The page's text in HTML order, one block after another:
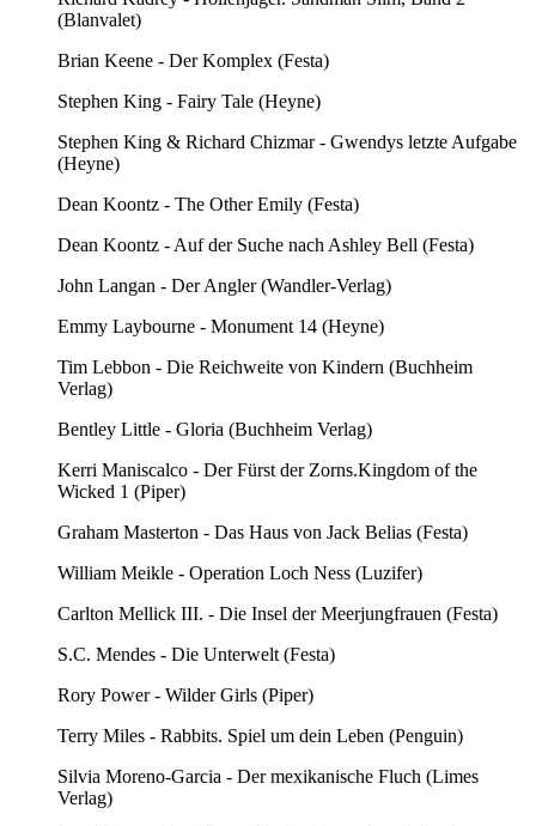
(Blanvalet)
Brian Keene - Der Komplex (Festa)
Stephen King - Fairy Tale (Heyne)
Stephen King & Richard Chizmar - Gwendys letzte Aufgabe
(Heyne)
Dean Koontz - The Other Emily (Festa)
Dean Koontz - Auf der Suche nach Ashley Bell (Festa)
John Langan - Der Angler (Wandler-Verlag)
Emmy Laybourne - Monument 14 (Heyne)
Tim Lebbon - Die Reichweite von Kindern (Buchheim
Verlag)
Bentley Little - Gloria (Buchheim Verlag)
Kerri Maniscalco - Der Fürst der Zorns.Kingdom of the
Wicked 1 (Piper)
Graham Masterton - Das Haus von Jack Belias (Festa)
William Meikle - Operation Loch Ness (Luzifer)
Carlton Mellick III. - Die Insel der Meerjungfrauen (Festa)
S.C. Mendes - Die Unterwelt (Festa)
Rory Power - Wilder Girls (Piper)
Terry Miles - Rabbits. Spiel um dein Leben (Penguin)
Silvia Moreno-Garcia - Der mexikanische Fluch (Limes
Verlag)